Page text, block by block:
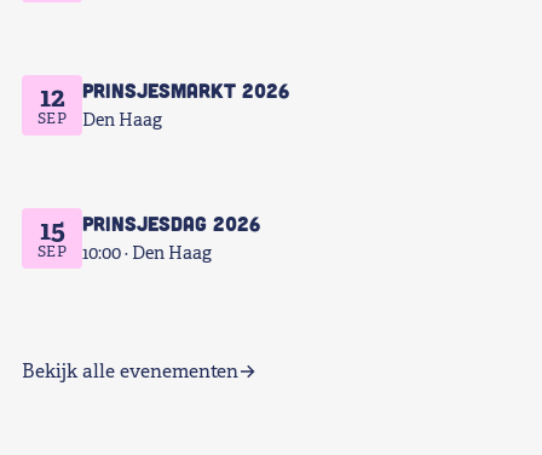
12
SEP
Prinsjesmarkt 2026
Den Haag
15
SEP
Prinsjesdag 2026
10:00 Den Haag
Bekijk alle evenementen